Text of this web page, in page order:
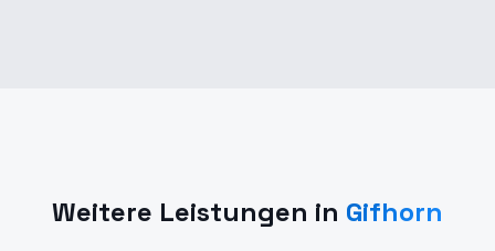
Weitere Leistungen in Gifhorn